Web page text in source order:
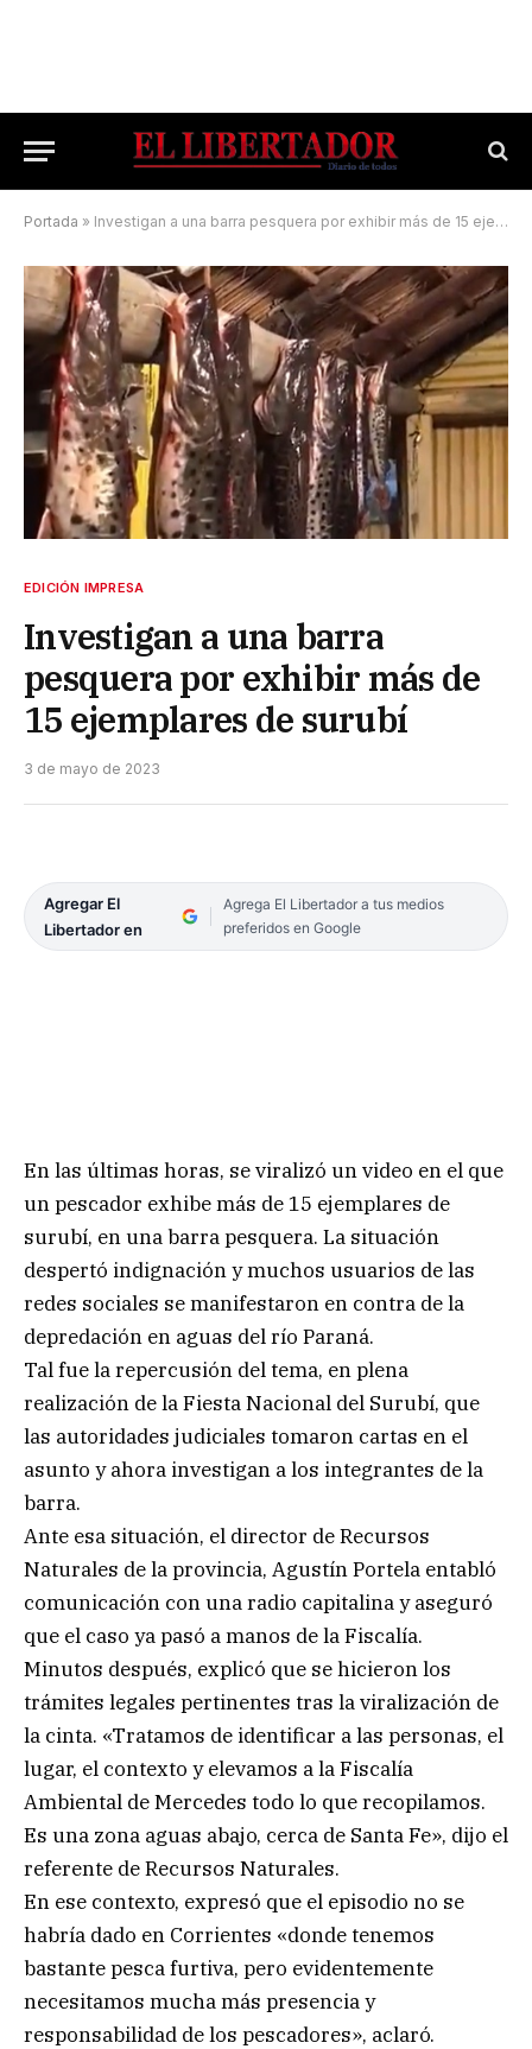
Portada » Investigan a una barra pesquera por exhibir más de 15 ejemplares de surubí
EDICIÓN IMPRESA
Investigan a una barra
pesquera por exhibir más de
15 ejemplares de surubí
3 de mayo de 2023
Agregar El
Libertador en
Agrega El Libertador a tus medios
preferidos en Google
En las últimas horas, se viralizó un video en el que
un pescador exhibe más de 15 ejemplares de
surubí, en una barra pesquera. La situación
despertó indignación y muchos usuarios de las
redes sociales se manifestaron en contra de la
depredación en aguas del río Paraná.
Tal fue la repercusión del tema, en plena
realización de la Fiesta Nacional del Surubí, que
las autoridades judiciales tomaron cartas en el
asunto y ahora investigan a los integrantes de la
barra.
Ante esa situación, el director de Recursos
Naturales de la provincia, Agustín Portela entabló
comunicación con una radio capitalina y aseguró
que el caso ya pasó a manos de la Fiscalía.
Minutos después, explicó que se hicieron los
trámites legales pertinentes tras la viralización de
la cinta. «Tratamos de identificar a las personas, el
lugar, el contexto y elevamos a la Fiscalía
Ambiental de Mercedes todo lo que recopilamos.
Es una zona aguas abajo, cerca de Santa Fe», dijo el
referente de Recursos Naturales.
En ese contexto, expresó que el episodio no se
habría dado en Corrientes «donde tenemos
bastante pesca furtiva, pero evidentemente
necesitamos mucha más presencia y
responsabilidad de los pescadores», aclaró.